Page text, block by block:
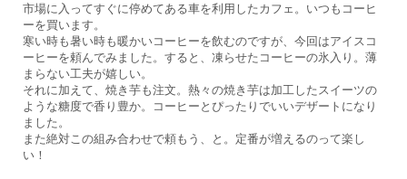
市場に入ってすぐに停めてある車を利用したカフェ。いつもコーヒ
ーを買います。
寒い時も暑い時も暖かいコーヒーを飲むのですが、今回はアイスコ
ーヒーを頼んでみました。すると、凍らせたコーヒーの氷入り。薄
まらない工夫が嬉しい。
それに加えて、焼き芋も注文。熱々の焼き芋は加工したスイーツの
ような糖度で香り豊か。コーヒーとぴったりでいいデザートになり
ました。
また絶対この組み合わせで頼もう、と。定番が増えるのって楽し
い！